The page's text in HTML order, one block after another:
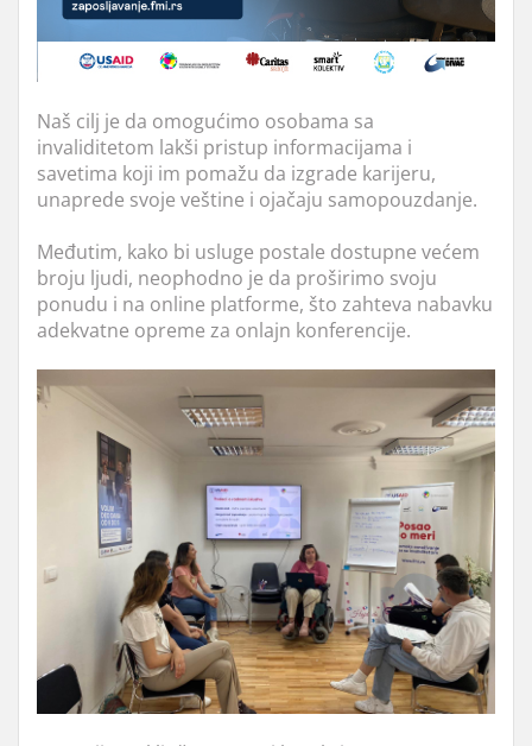
Naš cilj je da omogućimo osobama sa
invaliditetom lakši pristup informacijama i
savetima koji im pomažu da izgrade karijeru,
unaprede svoje veštine i ojačaju samopouzdanje.
Međutim, kako bi usluge postale dostupne većem
broju ljudi, neophodno je da proširimo svoju
ponudu i na online platforme, što zahteva nabavku
adekvatne opreme za onlajn konferencije.